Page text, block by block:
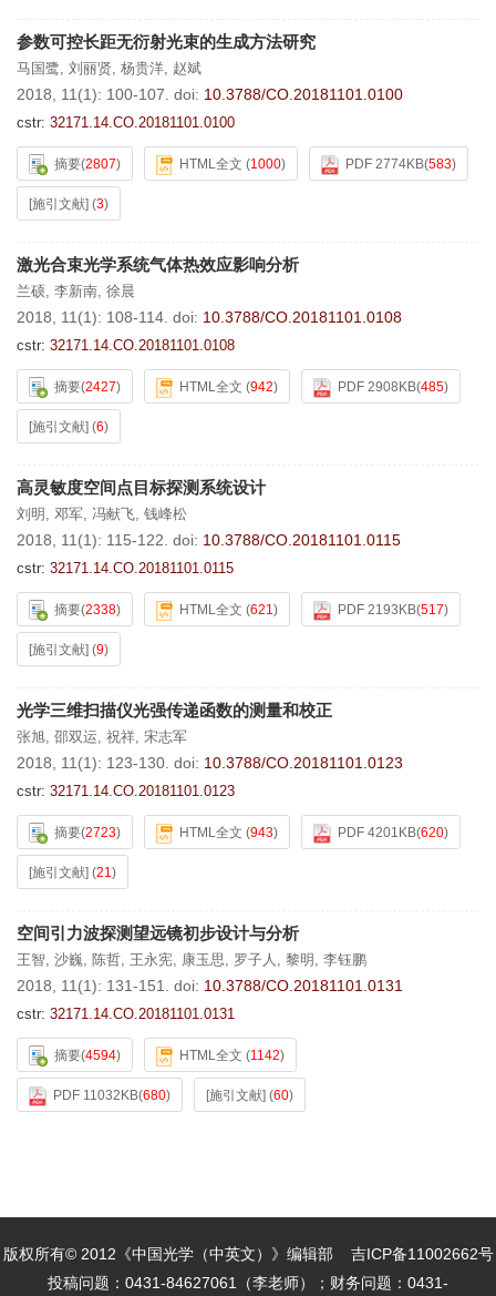
参数可控长距无衍射光束的生成方法研究
马国鹭, 刘丽贤, 杨贵洋, 赵斌
2018, 11(1): 100-107. doi: 10.3788/CO.20181101.0100
cstr: 32171.14.CO.20181101.0100
摘要(2807) HTML全文 (1000) PDF 2774KB(583)
[施引文献] (3)
激光合束光学系统气体热效应影响分析
兰硕, 李新南, 徐晨
2018, 11(1): 108-114. doi: 10.3788/CO.20181101.0108
cstr: 32171.14.CO.20181101.0108
摘要(2427) HTML全文 (942) PDF 2908KB(485)
[施引文献] (6)
高灵敏度空间点目标探测系统设计
刘明 , 邓军, 冯献飞, 钱峰松
2018, 11(1): 115-122. doi: 10.3788/CO.20181101.0115
cstr: 32171.14.CO.20181101.0115
摘要(2338) HTML全文 (621) PDF 2193KB(517)
[施引文献] (9)
光学三维扫描仪光强传递函数的测量和校正
张旭, 邵双运, 祝祥, 宋志军
2018, 11(1): 123-130. doi: 10.3788/CO.20181101.0123
cstr: 32171.14.CO.20181101.0123
摘要(2723) HTML全文 (943) PDF 4201KB(620)
[施引文献] (21)
空间引力波探测望远镜初步设计与分析
王智, 沙巍, 陈哲, 王永宪, 康玉思, 罗子人 , 黎明 , 李钰鹏
2018, 11(1): 131-151. doi: 10.3788/CO.20181101.0131
cstr: 32171.14.CO.20181101.0131
摘要(4594) HTML全文 (1142)
PDF 11032KB(680) [施引文献] (60)
版权所有© 2012《中国光学（中英文）》编辑部 吉ICP备11002662号
投稿问题：0431-84627061（李老师）；财务问题：0431-